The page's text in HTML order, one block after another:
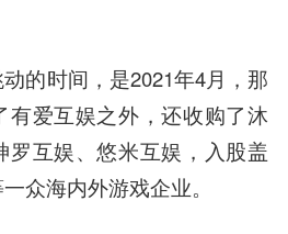
的时间，是2021年4月，那
有爱互娱之外，还收购了沐
罗互娱、悠米互娱，入股盖
众海内外游戏企业。